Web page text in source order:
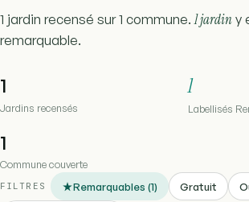
1 jardin recensé sur 1 commune. 1 jardiny
remarquable.
1
Jardins recensés
1
Labellisés
1
Commune couverte
FILTRES Remarquables (1) Gratuit